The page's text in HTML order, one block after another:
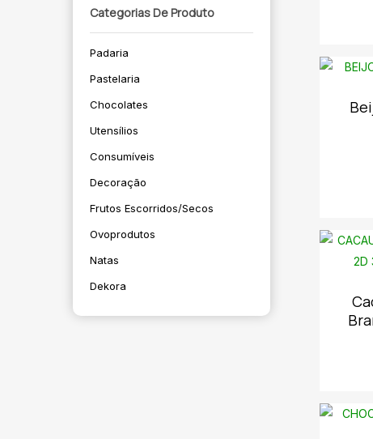
Categorias De Produto
Padaria
Pastelaria
Chocolates
Utensílios
Consumíveis
Decoração
Frutos Escorridos/secos
Ovoprodutos
Natas
Dekora